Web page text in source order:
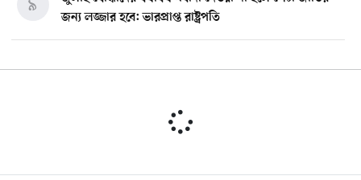
জন্য লজ্জার হবে: ভারপ্রাপ্ত রাষ্ট্রপতি
৯
১০
মিশিগানে দক্ষিণ সুরমা ওয়েলফেয়ার অ্যাসোসিয়েশনের